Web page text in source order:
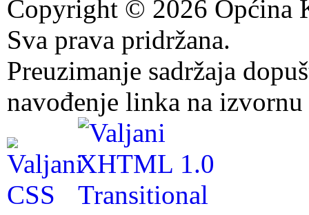
Copyright © 2026 Općina
Sva prava pridržana.
Preuzimanje sadržaja
navođenje linka na izvornu